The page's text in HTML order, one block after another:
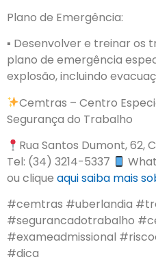
Plano de Emergência:
▪︎ Desenvolver e treinar os
plano de emergência
explosão, incluindo
Cemtras – Centro
Segurança do Trabalho
Rua Santos Dumont, 62,
Tel: (34) 3214-5337
ou clique aquisaiba mais
#cemtras #uberlandia
#segurancadotrabalho
#exameadmissional
#dica